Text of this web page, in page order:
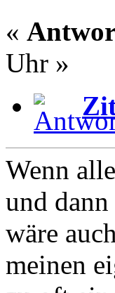
«
Uhr »
Wenn
und
wäre
meinen